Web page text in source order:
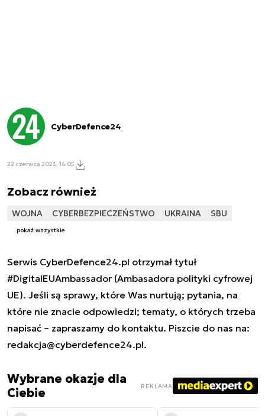
CyberDefence24
22 czerwca 2023, 14:05
Zobacz również
WOJNA CYBERBEZPIECZEŃSTWO UKRAINA SBU
pokaż wszystkie
Serwis CyberDefence24.pl otrzymał tytuł
#DigitalEUAmbassador (Ambasadora polityki cyfrowej
UE). Jeśli są sprawy, które Was nurtują; pytania, na
które nie znacie odpowiedzi; tematy, o których trzeba
napisać – zapraszamy do kontaktu. Piszcie do nas na:
redakcja@cyberdefence24.pl.
Wybrane okazje dla
Ciebie
REKLAMA